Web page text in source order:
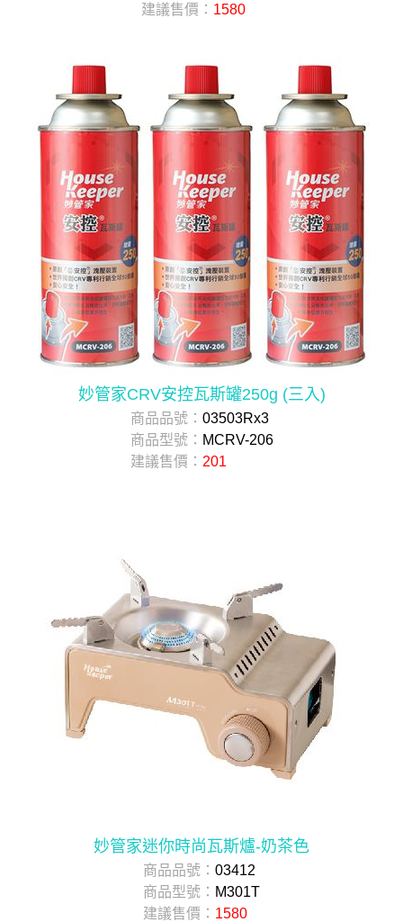
建議售價： 1580
妙管家CRV安控瓦斯罐250g (三入)
商品品號： 03503Rx3
商品型號： MCRV-206
建議售價： 201
妙管家迷你時尚瓦斯爐-奶茶色
商品品號： 03412
商品型號： M301T
建議售價： 1580